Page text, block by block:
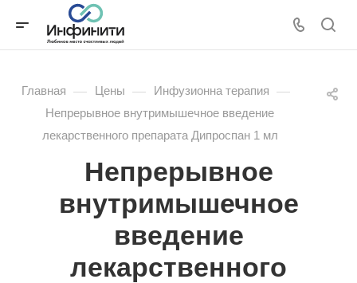
Главная — Цены — Инфузионна терапия —
Непрерывное внутримышечное введение
лекарственного препарата Дипроспан 1 мл
Непрерывное
внутримышечное
введение
лекарственного